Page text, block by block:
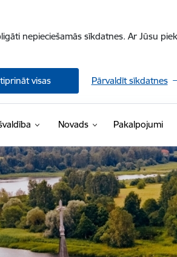
nepieciešamās sīkdatnes. Ar Jūsu
visas Pārvaldīt sīkdatnes
Novads Pakalpojumi